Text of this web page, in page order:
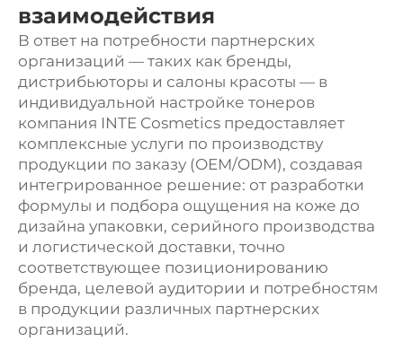
взаимодействия
В ответ на потребности партнерских
организаций — таких как бренды,
дистрибьюторы и салоны красоты — в
индивидуальной настройке тонеров
компания INTE Cosmetics предоставляет
комплексные услуги по производству
продукции по заказу (OEM/ODM), создавая
интегрированное решение: от разработки
формулы и подбора ощущения на коже до
дизайна упаковки, серийного производства
и логистической доставки, точно
соответствующее позиционированию
бренда, целевой аудитории и потребностям
в продукции различных партнерских
организаций.